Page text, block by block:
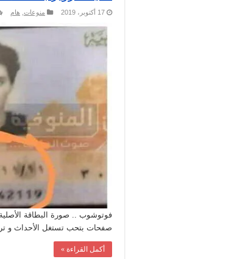
17 أكتوبر، 2019 منوعات هام
صفحات بتحب تستغل الأحداث و
أكمل القراءة »